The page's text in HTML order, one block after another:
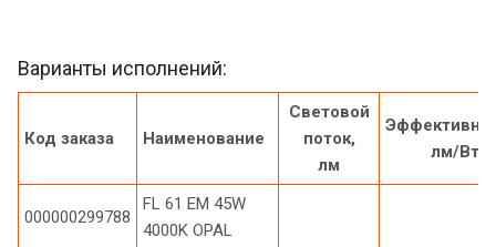
Варианты исполнений:
Код заказа Наименование
Световой
поток,
лм
лм/Вт
000000299788
FL 61 EM 45W
4000K OPAL